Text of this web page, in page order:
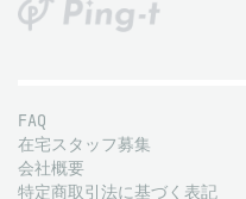
FAQ
在宅スタッフ募集
会社概要
特定商取引法に基づく表記